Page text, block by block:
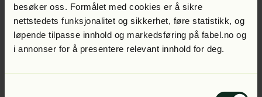
besøker oss. Formålet med cookies er å sikre
nettstedets funksjonalitet og sikkerhet, føre statistikk, og
løpende tilpasse innhold og markedsføring på fabel.no og
i annonser for å presentere relevant innhold for deg.